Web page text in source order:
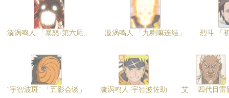
漩涡鸣人 「暴怒·第六尾」 漩涡鸣人 「九喇嘛连结」 烈斗 「
“宇智波斑” 「五影会谈」 漩涡鸣人·宇智波佐助 艾 「四代目雷